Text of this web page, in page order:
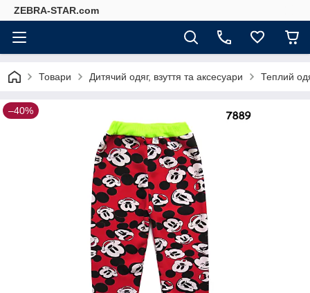
ZEBRA-STAR.com
Товари Дитячий одяг, взуття та аксесуари Теплий
–40%